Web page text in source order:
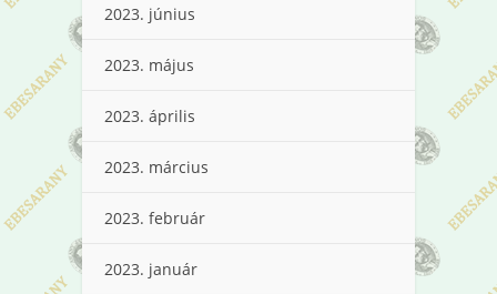
2023. június
2023. május
2023. április
2023. március
2023. február
2023. január